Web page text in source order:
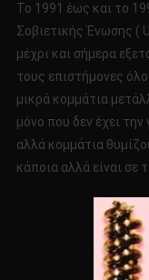
Το 1991 έως και το
Σοβιετικής Ένωσης (
μέχρι και σήμερα
τους επιστήμονες
μικρά κομμάτια
μόνο που δεν έχει
αλλά κομμάτια
κάποια αλλά είναι σε